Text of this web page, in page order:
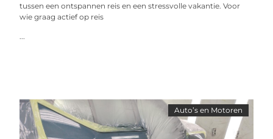
tussen een ontspannen reis en een stressvolle vakantie. Voor
wie graag actief op reis
Auto’s en Motoren